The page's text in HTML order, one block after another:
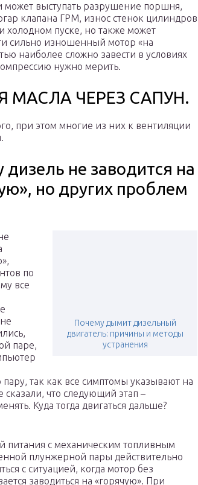
может выступать разрушение поршня,
клапана ГРМ, износ стенок цилиндров
холодном пуске, но также может
сильно изношенный мотор «на
наиболее сложно завести в условиях
нужно мерить.
ЧЕРЕЗ САПУН.
при этом многие из них к вентиляции
дизель не заводится на
но других проблем
Почему дымит дизельный
двигатель: причины и методы
устранения
по
все
паре,
так как все симптомы указывают на
сказали, что следующий этап –
Куда тогда двигаться дальше?
питания с механическим топливным
плунжерной пары действительно
с ситуацией, когда мотор без
заводиться на «горячую». При